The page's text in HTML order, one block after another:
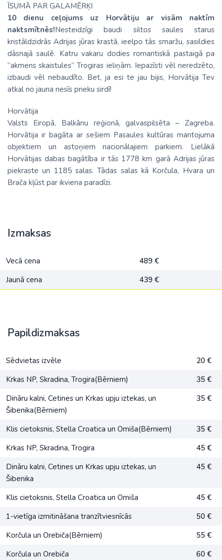
ĪSUMĀ PAR GALAMĒRĶI
10 dienu ceļojums uz Horvātiju ar visām naktīm
naktsmītnēs!Nesteidzīgi baudi siltos saules starus
kristāldzidrās Adrijas jūras krastā, ieelpo tās smaržu, sasildies
dāsnajā saulē. Katru vakaru dodies romantiskā pastaigā pa
“akmens skaistules” Trogiras ieliņām. Iepazīsti vēl neredzēto,
izbaudi vēl nebaudīto. Bet, ja esi te jau bijis, Horvātija Tev
atkal no jauna nesīs prieku sirdī!
Horvātija
Valsts Eiropā, Balkānu reģionā, galvaspilsēta – Zagreba.
Horvātija ir bagāta ar sešiem Pasaules kultūras mantojuma
objektiem un astoņiem nacionālajiem parkiem. Lielākā
Horvātijas dabas bagātība ir tās 1778 km garā Adrijas jūras
piekraste un 1185 salas. Tādas salas kā Korčula, Hvara un
Brača kļūst par ikviena paradīzi.
Izmaksas
Vecā cena
489 €
Jaunā cena
439 €
Papildizmaksas
Sēdvietas izvēle
20 €
Krkas NP, Skradina, Trogira(Bērniem)
35 €
Dināru kalni, Cetines un Krkas upju iztekas, un
Šibenika(Bērniem)
35 €
Klis cietoksnis, Stella Croatica un Omiša(Bērniem)
35 €
Krkas NP, Skradina, Trogira
45 €
Dināru kalni, Cetines un Krkas upju iztekas, un
Šibenika
45 €
Klis cietoksnis, Stella Croatica un Omiša
45 €
1-vietīga izmitināšana tranzītviesnīcās
50 €
Korčula un Orebiča(Bērniem)
55 €
Korčula un Orebiča
60 €